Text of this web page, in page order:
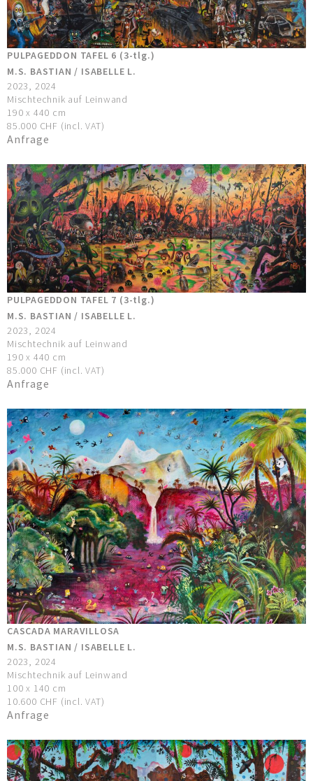
PULPAGEDDON TAFEL 6 (3-tlg.)
M.S. BASTIAN / ISABELLE L.
2023, 2024
Mischtechnik auf Leinwand
190 x 440 cm
85.000 CHF (incl. VAT)
Anfrage
PULPAGEDDON TAFEL 7 (3-tlg.)
M.S. BASTIAN / ISABELLE L.
2023, 2024
Mischtechnik auf Leinwand
190 x 440 cm
85.000 CHF (incl. VAT)
Anfrage
CASCADA MARAVILLOSA
M.S. BASTIAN / ISABELLE L.
2023, 2024
Mischtechnik auf Leinwand
100 x 140 cm
10.600 CHF (incl. VAT)
Anfrage